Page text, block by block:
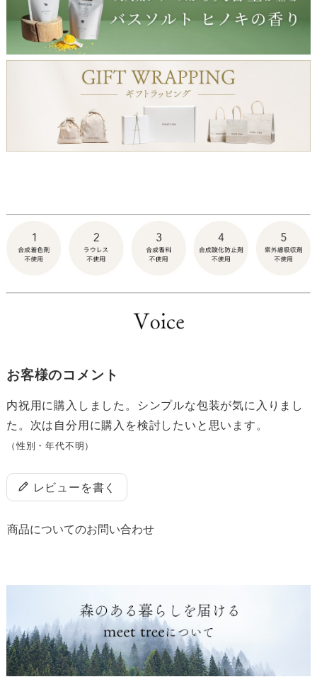
お客様のコメント
内祝用に購入しました。シンプルな包装が気に入りまし
た。次は自分用に購入を検討したいと思います。
（性別・年代不明）
レビューを書く
商品についてのお問い合わせ